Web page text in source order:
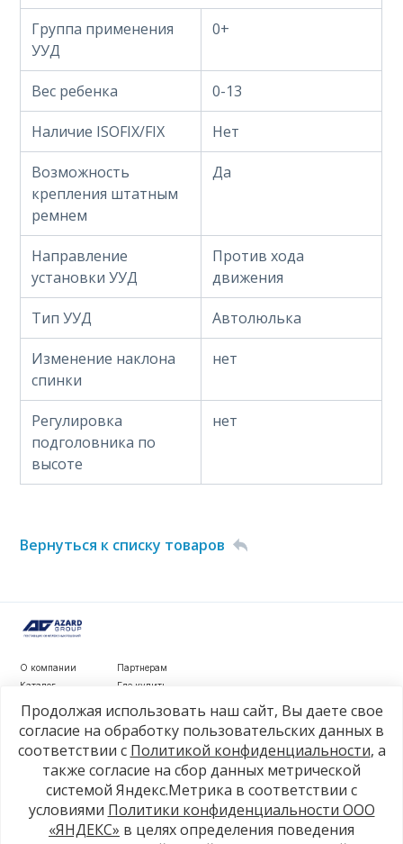
Группа применения
УУД
0+
Вес ребенка 0-13
Наличие ISOFIX/FIX Нет
Возможность
крепления штатным
ремнем
Да
Направление
установки УУД
Против хода
движения
Тип УУД Автолюлька
Изменение наклона
спинки
нет
Регулировка
подголовника по
высоте
нет
Вернуться к списку товаров
О компании
Каталог
Новости
Видеообзоры
Партнерам
Где купить
г. Рязань, ул. Маяковского, д. 1а, стр. 3
+7 4912 77-80-81
info@azard.ru
Продолжая использовать наш сайт, Вы даете свое
согласие на обработку пользовательских данных в
соответствии с Политикой конфиденциальности, а
также согласие на сбор данных метрической
системой Яндекс.Метрика в соответствии с
условиями Политики конфиденциальности ООО
«ЯНДЕКС» в целях определения поведения